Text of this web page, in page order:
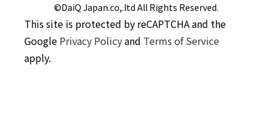
©DaiQ Japan.co,.ltd All Rights Reserved.
This site is protected by reCAPTCHA and the
Google Privacy Policyand Terms of Service
apply.